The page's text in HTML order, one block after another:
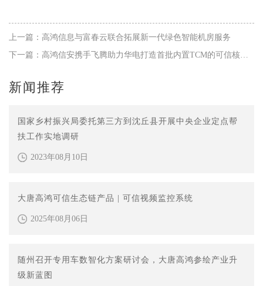
上一篇：高鸿信息与富春云联合拓展新一代绿色智能机房服务
下一篇：高鸿信安携手飞腾助力华电打造首批内置TCM的可信核心控制系统
新闻推荐
国家乡村振兴局委托第三方到沈丘县开展中央企业定点帮
扶工作实地调研
2023年08月10日
大唐高鸿可信生态链产品 | 可信视频监控系统
2025年08月06日
随州召开专用车数智化方案研讨会，大唐高鸿参绘产业升
级新蓝图